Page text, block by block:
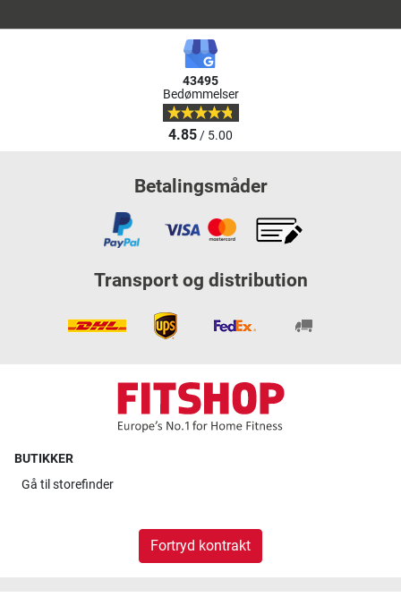
43495
Bedømmelser
4.85/ 5.00
Betalingsmåder
Transport og distribution
BUTIKKER
Gå til storefinder
Fortryd kontrakt